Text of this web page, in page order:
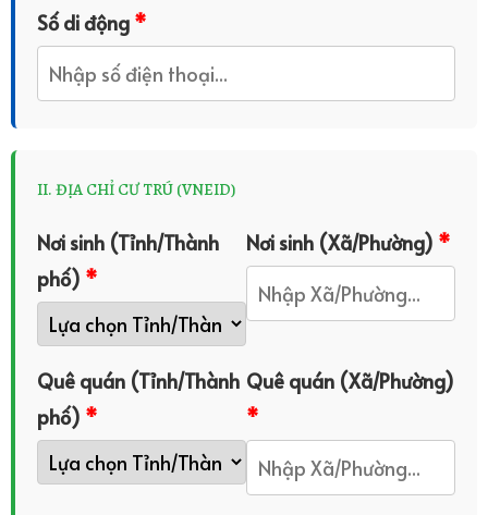
Số di động *
II. ĐỊA CHỈ CƯ TRÚ (VNEID)
Nơi sinh (Tỉnh/Thành
phố) *
Nơi sinh (Xã/Phường) *
Quê quán (Tỉnh/Thành
phố) *
Quê quán (Xã/Phường)
*